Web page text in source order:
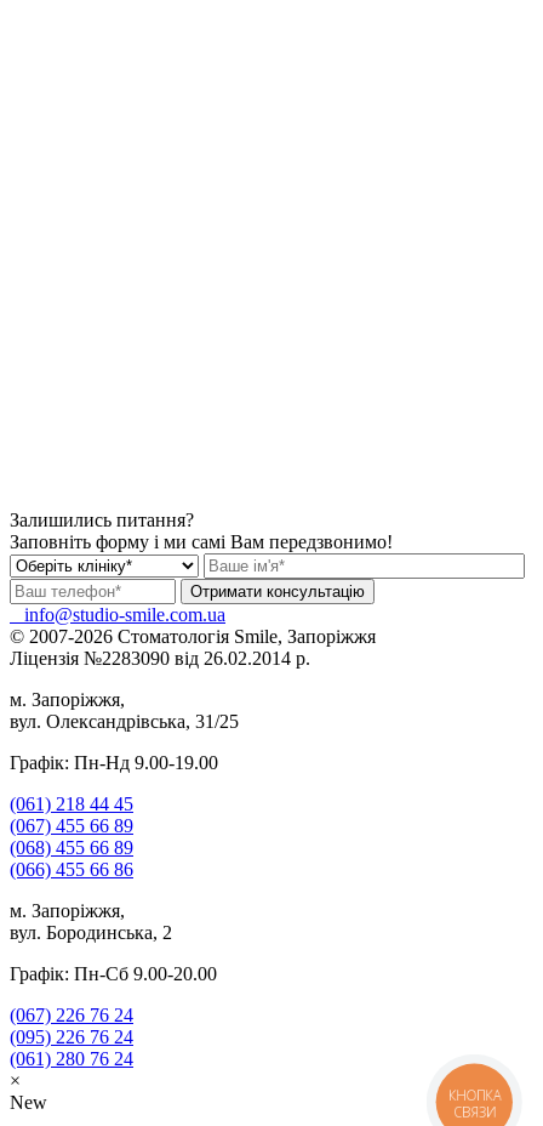
Залишились питання?
Заповніть форму і ми самі Вам передзвонимо!
info@studio-smile.com.ua
© 2007-2026 Стоматологія Smile, Запоріжжя
Ліцензія №2283090 від 26.02.2014 р.
м. Запоріжжя,
вул. Олександрівська, 31/25
Графік: Пн-Нд 9.00-19.00
(061) 218 44 45
(067) 455 66 89
(068) 455 66 89
(066) 455 66 86
м. Запоріжжя,
вул. Бородинська, 2
Графік: Пн-Сб 9.00-20.00
(067) 226 76 24
(095) 226 76 24
(061) 280 76 24
×
New
КНОПКА
СВЯЗИ